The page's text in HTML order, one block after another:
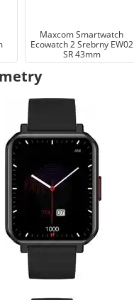
Maxcom Smartwatch
Ecowatch 2 Srebrny EW02
SR 43mm